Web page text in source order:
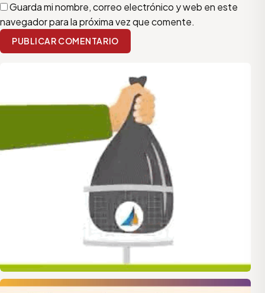
Guarda mi nombre, correo electrónico y web en este
navegador para la próxima vez que comente.
PUBLICAR COMENTARIO
quilmes